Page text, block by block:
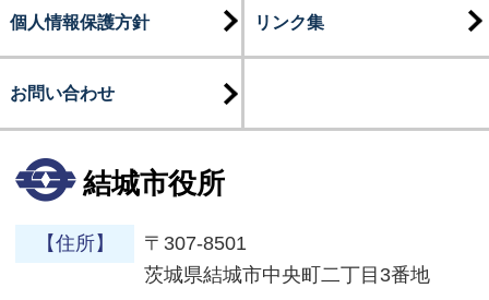
個人情報保護方針 リンク集
お問い合わせ
結城市役所
【住所】
〒307-8501
茨城県結城市中央町二丁目3番地